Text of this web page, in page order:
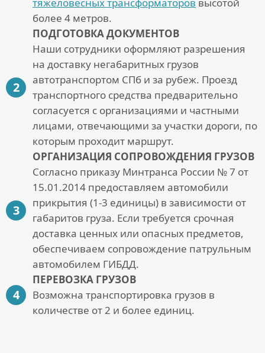
более 4 метров.
ПОДГОТОВКА ДОКУМЕНТОВ
Наши сотрудники оформляют разрешения
на доставку негабаритных грузов
автотранспортом СПб и за рубеж. Проезд
транспортного средства предварительно
согласуется с организациями и частными
лицами, отвечающими за участки дороги, по
которым проходит маршрут.
ОРГАНИЗАЦИЯ СОПРОВОЖДЕНИЯ ГРУЗОВ
Согласно приказу Минтранса России № 7 от
15.01.2014 предоставляем автомобили
прикрытия (1-3 единицы) в зависимости от
габаритов груза. Если требуется срочная
доставка ценных или опасных предметов,
обеспечиваем сопровождение патрульным
автомобилем ГИБДД.
ПЕРЕВОЗКА ГРУЗОВ
Возможна транспортировка грузов в
количестве от 2 и более единиц.